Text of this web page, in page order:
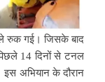
रुक गई। जिसके बाद
14 दिनों से टनल
इस अभियान के दौरान